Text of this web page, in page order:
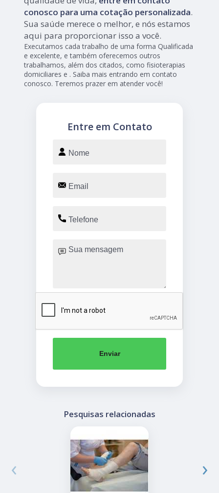
conosco para uma cotação personalizada.
Sua saúde merece o melhor, e nós estamos
aqui para proporcionar isso a você.
Executamos cada trabalho de uma forma Qualificada
e excelente, e também oferecemos outros
trabalhamos, além dos citados, como fisioterapias
domiciliares e . Saiba mais entrando em contato
conosco. Teremos prazer em atender você!
Entre em Contato
Enviar
Pesquisas relacionadas
‹ ›